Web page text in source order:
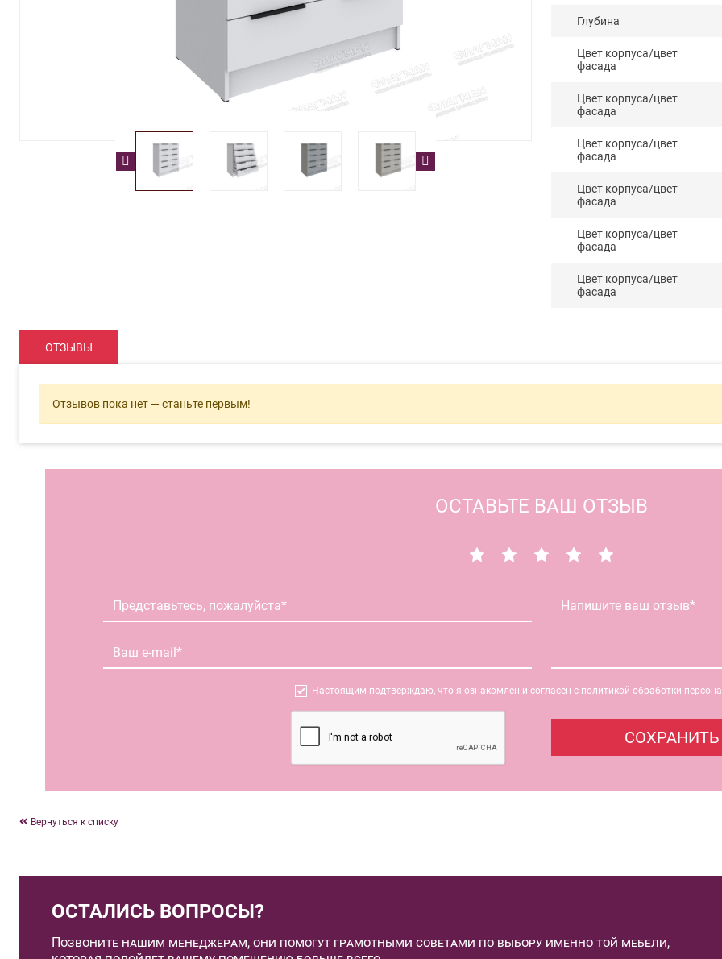
Глубина
Цвет корпуса/цвет
фасада
Цвет корпуса/цвет
фасада
Цвет корпуса/цвет
фасада
Цвет корпуса/цвет
фасада
Цвет корпуса/цвет
фасада
Цвет корпуса/цвет
фасада
ОТЗЫВЫ
Отзывов пока нет — станьте первым!
ОСТАВЬТЕ ВАШ ОТЗЫВ
Настоящим подтверждаю, что я ознакомлен и согласен с политикой обработки
Вернуться к списку
ОСТАЛИСЬ ВОПРОСЫ?
Позвоните нашим менеджерам, они помогут грамотными советами по выбору именно той мебели,